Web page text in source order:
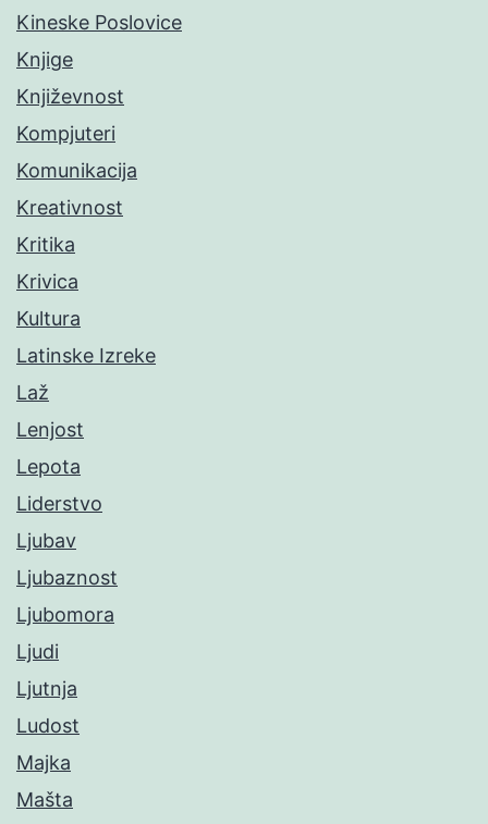
Kineske Poslovice
Knjige
Književnost
Kompjuteri
Komunikacija
Kreativnost
Kritika
Krivica
Kultura
Latinske Izreke
Laž
Lenjost
Lepota
Liderstvo
Ljubav
Ljubaznost
Ljubomora
Ljudi
Ljutnja
Ludost
Majka
Mašta